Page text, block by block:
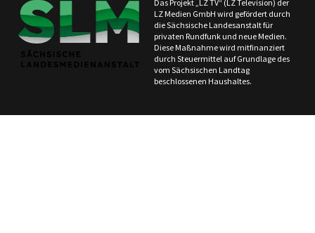
Das Projekt „LZ TV“ (LZ Television) der
LZ Medien GmbH wird gefördert durch
die Sächsische Landesanstalt für
privaten Rundfunk und neue Medien.
Diese Maßnahme wird mitfinanziert
durch Steuermittel auf Grundlage des
vom Sächsischen Landtag
beschlossenen Haushaltes.